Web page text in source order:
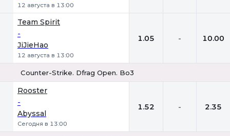
12 августа в 13:00
Team Spirit
-
JiJieHao
12 августа в 13:00
1.05 - 10.00
Counter-Strike. Dfrag Open. Bo3
Rooster
-
Abyssal
Сегодня в 13:00
1.52 - 2.35